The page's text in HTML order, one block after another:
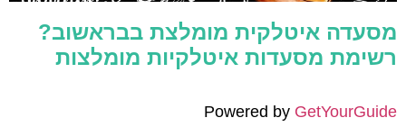
מסעדה איטלקית מומלצת בבראשוב?
רשימת מסעדות איטלקיות מומלצות
Powered by GetYourGuide